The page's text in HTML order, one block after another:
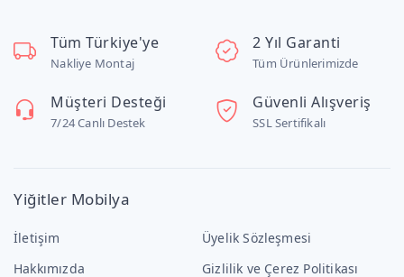
Tüm Türkiye'ye
Nakliye Montaj
2 Yıl Garanti
Tüm Ürünlerimizde
Müşteri Desteği
7/24 Canlı Destek
Güvenli Alışveriş
SSL Sertifikalı
Yiğitler Mobilya
İletişim
Hakkımızda
Üyelik Sözleşmesi
Gizlilik ve Çerez Politikası